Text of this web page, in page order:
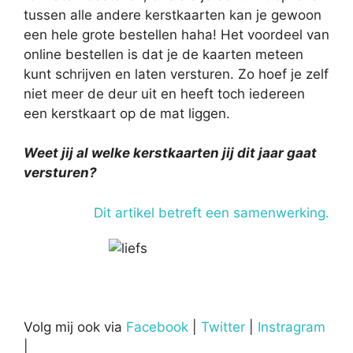
tussen alle andere kerstkaarten kan je gewoon
een hele grote bestellen haha! Het voordeel van
online bestellen is dat je de kaarten meteen
kunt schrijven en laten versturen. Zo hoef je zelf
niet meer de deur uit en heeft toch iedereen
een kerstkaart op de mat liggen.
Weet jij al welke kerstkaarten jij dit jaar gaat
versturen?
Dit artikel betreft een samenwerking.
Volg mij ook via Facebook Twitter
Instragram